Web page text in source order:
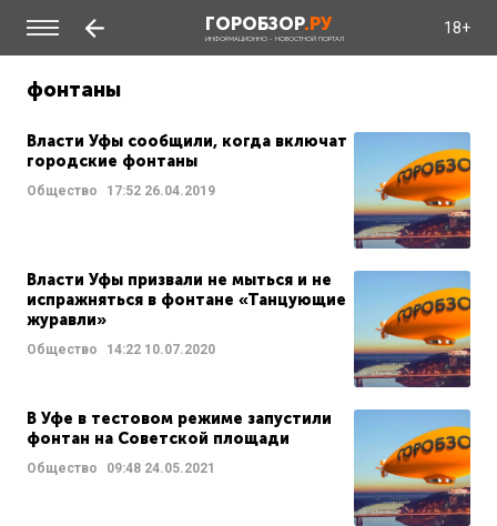
ГОРОБЗОР.РУ
ИНФОРМАЦИОННО - НОВОСТНОЙ ПОРТАЛ
18+
фонтаны
Власти Уфы сообщили, когда включат
городские фонтаны
Общество 17:52 26.04.2019
Власти Уфы призвали не мыться и не
испражняться в фонтане «Танцующие
журавли»
Общество 14:22 10.07.2020
В Уфе в тестовом режиме запустили
фонтан на Советской площади
Общество 09:48 24.05.2021